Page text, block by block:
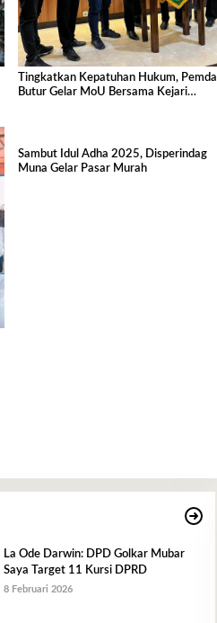
Tingkatkan Kepatuhan Hukum, Pemda
Butur Gelar MoU Bersama Kejari
Sambut Idul Adha 2025, Disperindag
Muna Gelar Pasar Murah
La Ode Darwin: DPD Golkar Mubar
Saya Target 11 Kursi DPRD
8 Februari 2026